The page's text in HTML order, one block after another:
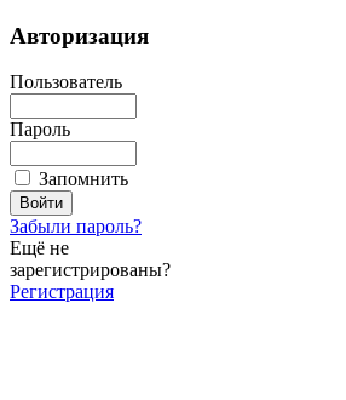
Авторизация
Пользователь
Пароль
Запомнить
Забыли пароль?
Ещё не
зарегистрированы?
Регистрация